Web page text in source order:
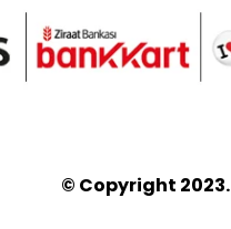
© Copyright 2023.